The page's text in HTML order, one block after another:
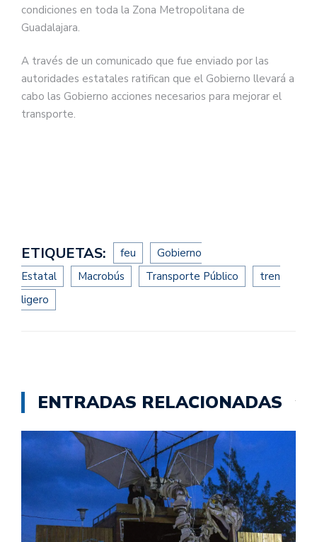
condiciones en toda la Zona Metropolitana de
Guadalajara.
A través de un comunicado que fue enviado por las
autoridades estatales ratifican que el Gobierno llevará a
cabo las Gobierno acciones necesarios para mejorar el
transporte.
ETIQUETAS: feu
Gobierno
Estatal
Macrobús Transporte Público
tren
ligero
ENTRADAS RELACIONADAS